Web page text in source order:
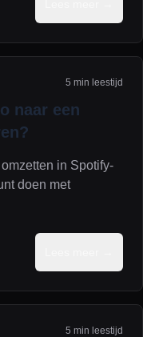
5 min leestijd
naar een
in Spotify-
doen met
5 min leestijd